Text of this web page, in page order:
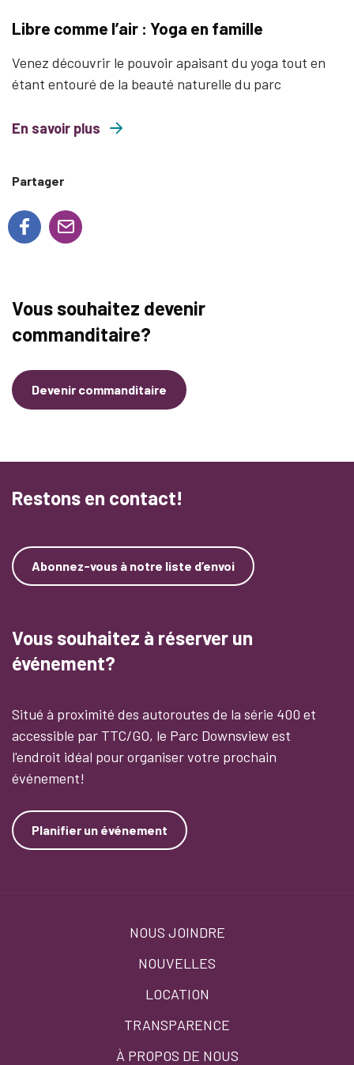
Libre comme l’air : Yoga en famille
Venez découvrir le pouvoir apaisant du yoga tout en
étant entouré de la beauté naturelle du parc
En savoir plus
about Libre comme l’air : Yoga en famille
Partager
Vous souhaitez devenir
commanditaire?
Devenir commanditaire
Restons en contact!
Abonnez-vous à notre liste d’envoi
Vous souhaitez à réserver un
événement?
Situé à proximité des autoroutes de la série 400 et
accessible par TTC/GO, le Parc Downsview est
l'endroit idéal pour organiser votre prochain
événement!
Planifier un événement
NOUS JOINDRE
NOUVELLES
LOCATION
TRANSPARENCE
À PROPOS DE NOUS